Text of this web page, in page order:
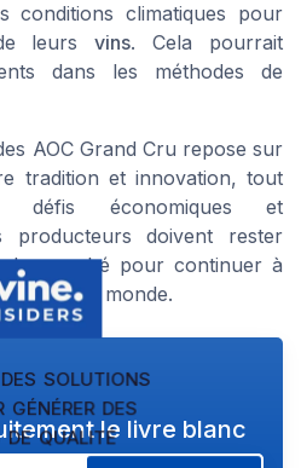
conditions climatiques pour
leursvins. Cela pourrait
dans les méthodes de
AOC Grand Cru repose sur
tradition et innovation, tout
défis économiques et
producteurs doivent rester
du marché pour continuer à
vinsdu monde.
solutions
générer des
de qualitéle livre blanc